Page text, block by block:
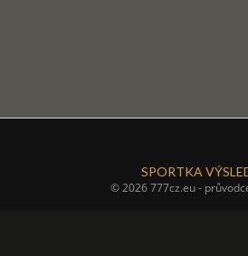
SPORTKA
© 2026 777cz.eu -